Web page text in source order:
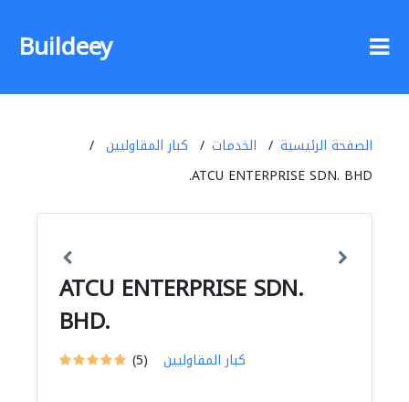
Buildeey
الصفحة الرئيسية الخدمات
كبار المقاوليين
ATCU ENTERPRISE SDN. BHD.
ATCU ENTERPRISE SDN.
BHD.
(5) كبار المقاوليين